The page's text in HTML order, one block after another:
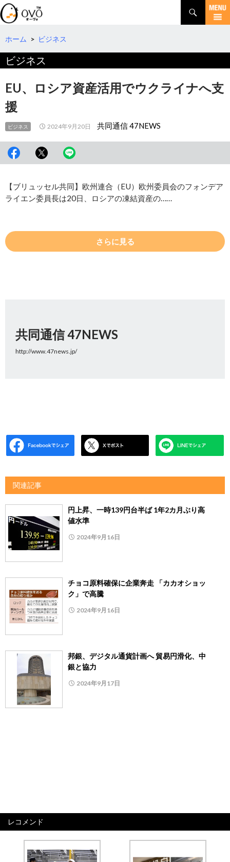
検
索
コ
テ
へ
移
動
ホーム > ビジネス
ビジネス
EU、ロシア資産活用でウクライナへ支
援
ビジネス 2024年9月20日 共同通信 47NEWS
【ブリュッセル共同】欧州連合（EU）欧州委員会のフォンデア
ライエン委員長は20日、ロシアの凍結資産の……
さらに見る
共同通信 47NEWS
http://www.47news.jp/
関連記事
円上昇、一時139円台半ば 1年2カ月ぶり高
値水準
2024年9月16日
チョコ原料確保に企業奔走 「カカオショッ
ク」で高騰
2024年9月16日
邦銀、デジタル通貨計画へ 貿易円滑化、中
銀と協力
2024年9月17日
レコメンド